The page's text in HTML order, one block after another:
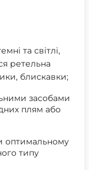
та світлі,
ретельна
блискавки;
засобами
плям або
оптимальному
типу